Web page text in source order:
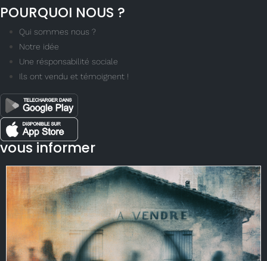
POURQUOI NOUS ?
Qui sommes nous ?
Notre idée
Une résponsabilité sociale
Ils ont vendu et témoignent !
vous informer